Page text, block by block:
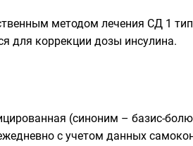
методом лечения СД 1
для коррекции дозы инсулина.
(синоним – базис-
с учетом данных